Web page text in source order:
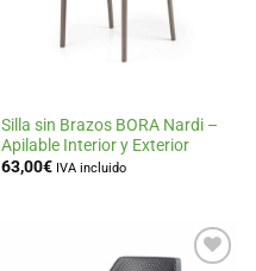
Silla sin Brazos BORA Nardi –
Apilable Interior y Exterior
63,00€ IVA incluido